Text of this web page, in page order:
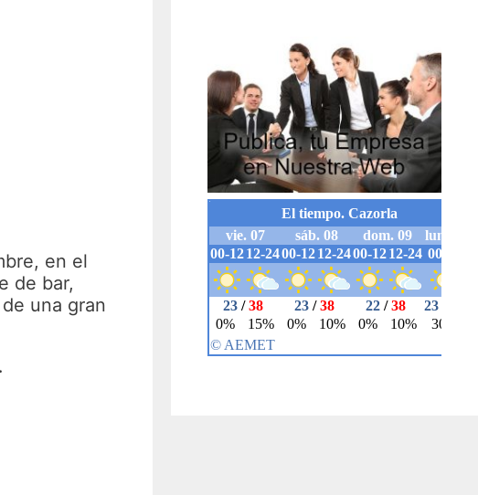
en el
de bar,
una gran